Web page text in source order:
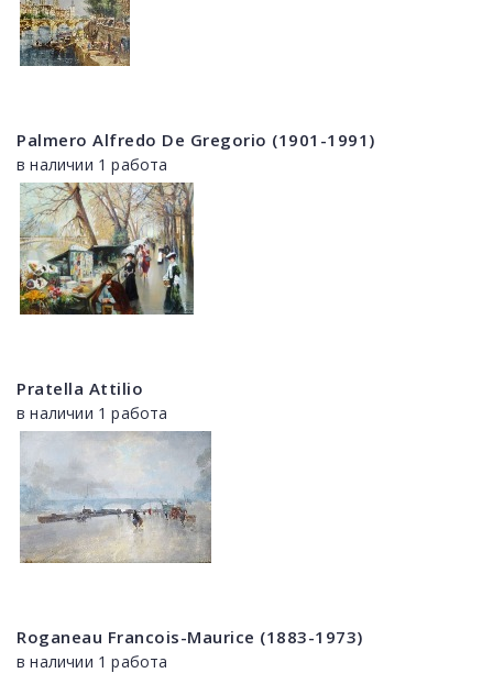
Palmero Alfredo De Gregorio (1901-1991)
в наличии 1 работа
Pratella Attilio
в наличии 1 работа
Roganeau Francois-Maurice (1883-1973)
в наличии 1 работа